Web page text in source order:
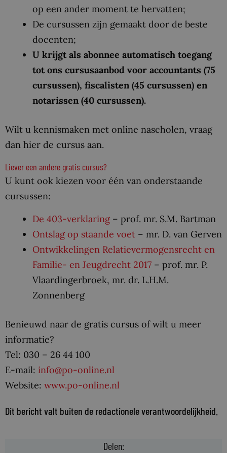
op een ander moment te hervatten;
De cursussen zijn gemaakt door de beste
docenten;
U krijgt als abonnee automatisch toegang
tot ons cursusaanbod voor accountants (75
cursussen), fiscalisten (45 cursussen) en
notarissen (40 cursussen).
Wilt u kennismaken met online nascholen, vraag
dan hier de cursus aan.
Liever een andere gratis cursus?
U kunt ook kiezen voor één van onderstaande
cursussen:
De 403-verklaring – prof. mr. S.M. Bartman
Ontslag op staande voet – mr. D. van Gerven
Ontwikkelingen Relatievermogensrecht en
Familie- en Jeugdrecht 2017 – prof. mr. P.
Vlaardingerbroek, mr. dr. L.H.M.
Zonnenberg
Benieuwd naar de gratis cursus of wilt u meer
informatie?
Tel: 030 – 26 44 100
E-mail: info@po-online.nl
Website: www.po-online.nl
Dit bericht valt buiten de redactionele verantwoordelijkheid.
Delen: